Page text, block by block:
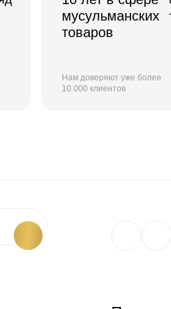
мусульманских
товаров
Нам доверяют уже более
10 000 клиентов